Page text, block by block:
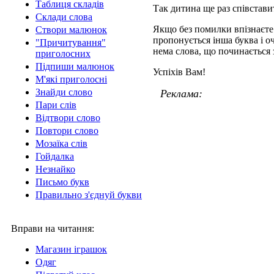
Таблиця складів
Склади слова
Створи малюнок
"Причитування"
приголосних
Підпиши малюнок
М'які приголосні
Знайди слово
Пари слів
Відтвори слово
Повтори слово
Мозаїка слів
Гойдалка
Незнайко
Письмо букв
Правильно з'єднуй букви
Вправи на читання:
Магазин іграшок
Одяг
Так дитина ще раз
Якщо без помилки
пропонується інша буква і
нема слова, що починається
Успіхів Вам!
Реклама: